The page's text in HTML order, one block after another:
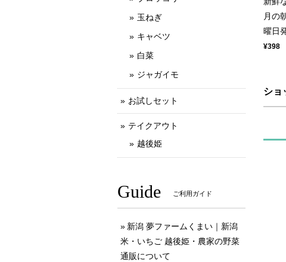
月の
曜日
¥398
ショ
玉ねぎ
キャベツ
白菜
ジャガイモ
お試しセット
テイクアウト
越後姫
Guide ご利用ガイド
新潟 夢ファームくまい｜新潟
米・いちご 越後姫・農家の野菜
通販について